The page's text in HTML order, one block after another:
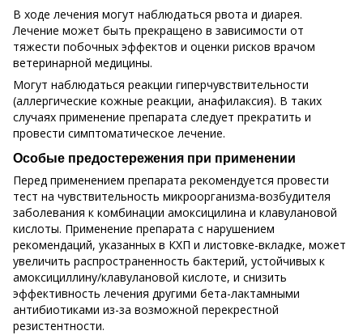
В ходе лечения могут наблюдаться рвота и диарея.
Лечение может быть прекращено в зависимости от
тяжести побочных эффектов и оценки рисков врачом
ветеринарной медицины.
Могут наблюдаться реакции гиперчувствительности
(аллергические кожные реакции, анафилаксия). В таких
случаях применение препарата следует прекратить и
провести симптоматическое лечение.
Особые предостережения при применении
Перед применением препарата рекомендуется провести
тест на чувствительность микроорганизма-возбудителя
заболевания к комбинации амоксицилина и клавулановой
кислоты. Применение препарата с нарушением
рекомендаций, указанных в КХП и листовке-вкладке, может
увеличить распространенность бактерий, устойчивых к
амоксициллину/клавулановой кислоте, и снизить
эффективность лечения другими бета-лактамными
антибиотиками из-за возможной перекрестной
резистентности.